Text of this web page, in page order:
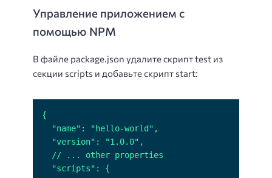
Управление приложением с
помощью NPM
В файле package.json удалите скрипт test из
секции scripts и добавьте скрипт start: